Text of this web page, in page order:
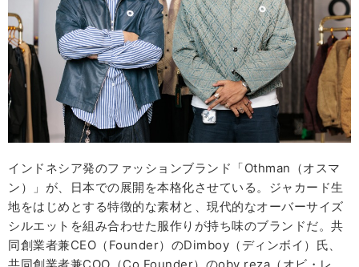
インドネシア発のファッションブランド「Othman（オスマ
ン）」が、日本での展開を本格化させている。ジャカード生
地をはじめとする特徴的な素材と、現代的なオーバーサイズ
シルエットを組み合わせた服作りが持ち味のブランドだ。共
同創業者兼CEO（Founder）のDimboy（ディンボイ）氏、
共同創業者兼COO（Co Founder）のoby reza（オビ・レ